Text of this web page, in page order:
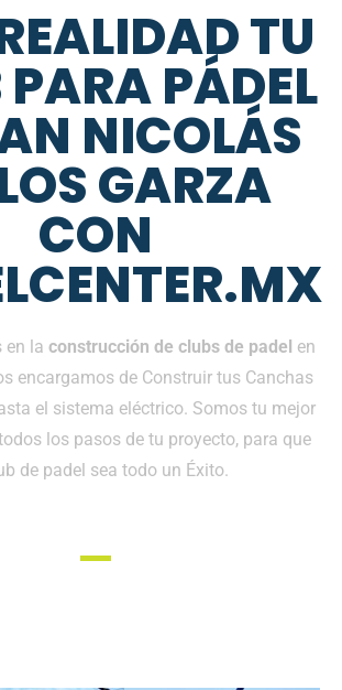
TU
PÁDEL
NICOLÁS
GARZA
CON
en la construcción de clubs de padel en
encargamos de Construir tus Canchas
el sistema eléctrico. Somos tu mejor
los pasos de tu proyecto, para que
de padel sea todo un Éxito.